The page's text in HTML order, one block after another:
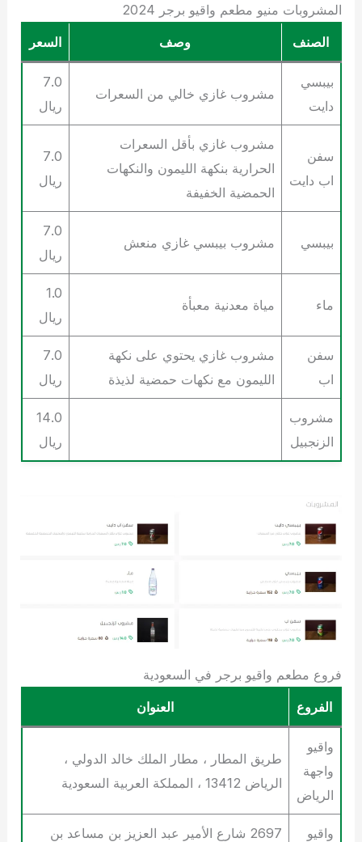
المشروبات منيو مطعم واقيو برجر 2024
الصنف
وصف السعر
بيبسي
دايت
مشروب غازي خالي من السعرات
7.0
ريال
سفن
اب دايت
مشروب غازي بأقل السعرات
الحرارية بنكهة الليمون والنكهات
الحمضية الخفيفة
7.0
ريال
بيبسي مشروب بيبسي غازي منعش
7.0
ريال
ماء مياة معدنية معبأة
1.0
ريال
سفن
اب
مشروب غازي يحتوي على نكهة
الليمون مع نكهات حمضية لذيذة
7.0
ريال
مشروب
الزنجبيل
14.0
ريال
فروع مطعم واقيو برجر في السعودية
الفروع
العنوان
واقيو
واجهة
الرياض
طريق المطار ، مطار الملك خالد الدولي ،
الرياض 13412 ، المملكة العربية السعودية
واقيو
2697 شارع الأمير عبد العزيز بن مساعد بن